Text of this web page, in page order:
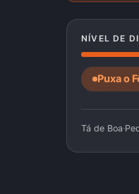
NÍVEL DE
Puxa o
Tá de Boa·